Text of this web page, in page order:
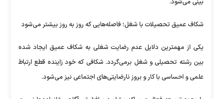
شکاف عمیق تحصیلات با شغل؛ فاصله‌هایی که روز به روز بیشتر می‌شود
یکی از مهمترین دلایل عدم رضایت شغلی به شکاف عمیق ایجاد شده
بین رشته تحصیلی و شغل برمی‌گردد. شکافی که خود زاینده قطع ارتباط
علمی و احساسی با کار و بروز نارضایتی‌های اجتماعی نیز می‌شود.